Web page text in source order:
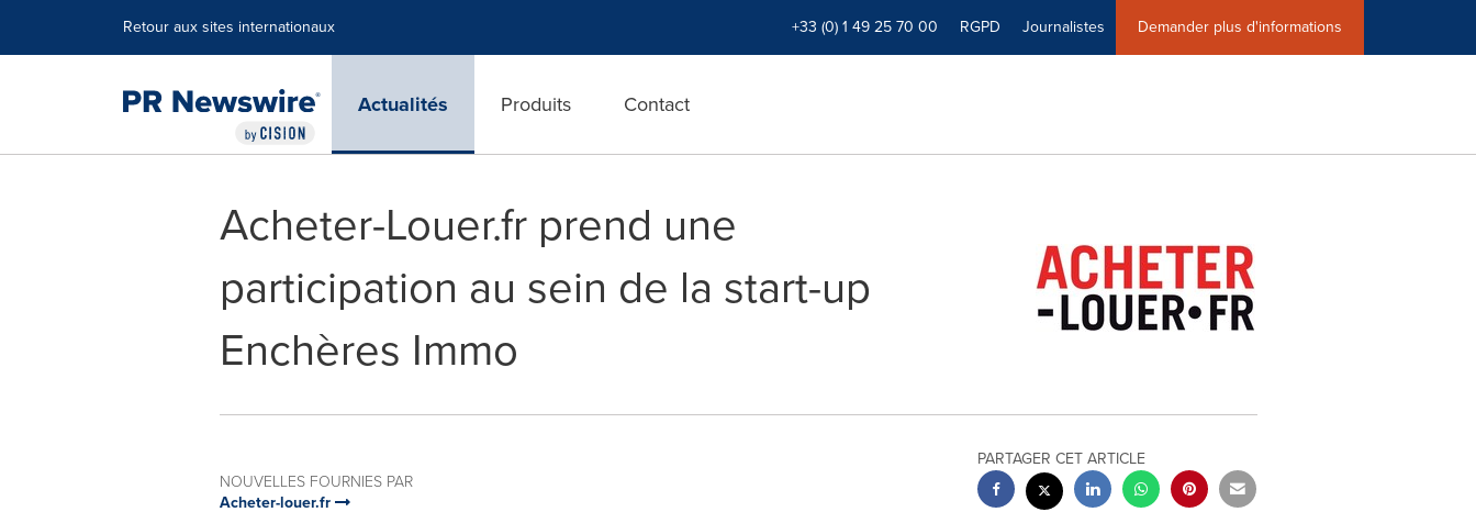
Retour aux sites internationaux +33 (0) 1 49 25 70 00 RGPD Journalistes Demander plus d'informations
Actualités Produits Contact
Acheter-Louer.fr prend une
participation au sein de la start-up
Enchères Immo
NOUVELLES FOURNIES PAR
Acheter-louer.fr
PARTAGER CET ARTICLE